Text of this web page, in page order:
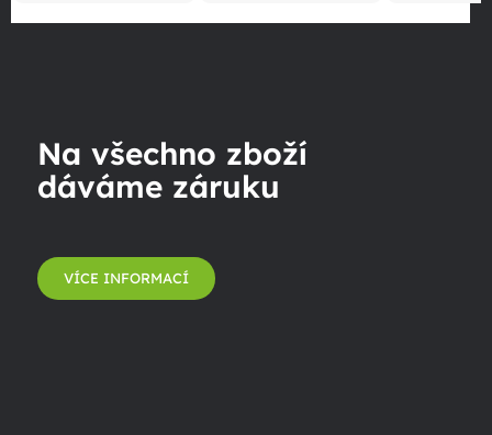
Na všechno zboží
dáváme záruku
VÍCE INFORMACÍ